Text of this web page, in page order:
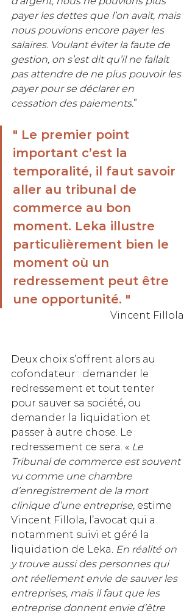
payer les dettes que l’on avait, mais
nous pouvions encore payer les
salaires. Voulant éviter la faute de
gestion, on s’est dit qu’il ne fallait
pas attendre de ne plus pouvoir les
payer pour se déclarer en
cessation des paiements.”
" Le premier point
important c’est la
temporalité, il faut savoir
aller au tribunal de
commerce au bon
moment. Leka illustre
particulièrement bien le
moment où un
redressement peut être
une opportunité. "
Vincent Fillola
Deux choix s’offrent alors au
cofondateur : demander le
redressement et tout tenter
pour sauver sa société, ou
demander la liquidation et
passer à autre chose. Le
redressement ce sera. « Le
Tribunal de commerce est souvent
vu comme une chambre
d’enregistrement de la mort
clinique d’une entreprise, estime
Vincent Fillola, l’avocat qui a
notamment suivi et géré la
liquidation de Leka. En réalité on
y trouve aussi des personnes qui
ont réellement envie de sauver les
entreprises, mais il faut que les
entreprise donnent envie d’être